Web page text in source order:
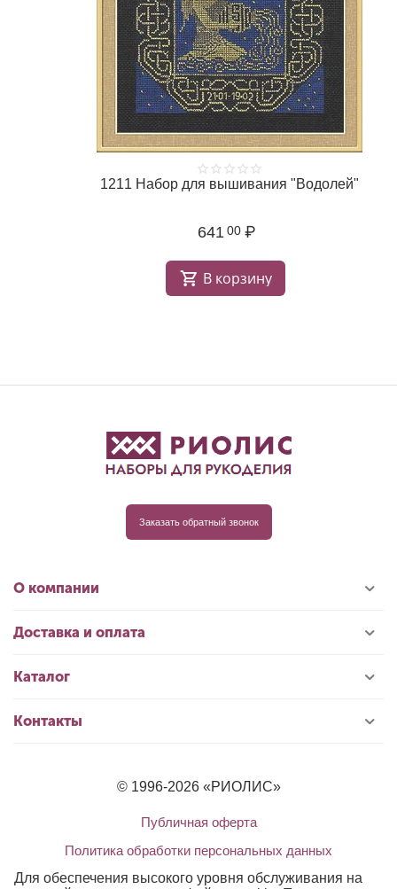
1211 Набор для вышивания "Водолей"
00 ₽
В корзину
Заказать обратный звонок
О компании
Доставка и оплата
Каталог
Контакты
© 1996-2026 «РИОЛИС»
Публичная оферта
Политика обработки персональных данных
Для обеспечения высокого уровня обслуживания на